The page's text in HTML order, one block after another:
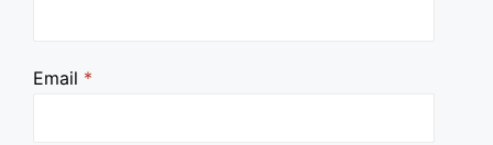
Email *